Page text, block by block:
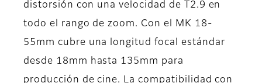
distorsión con una velocidad de T2.9 en
todo el rango de zoom. Con el MK 18-
55mm cubre una longitud focal estándar
desde 18mm hasta 135mm para
producción de cine. La compatibilidad con